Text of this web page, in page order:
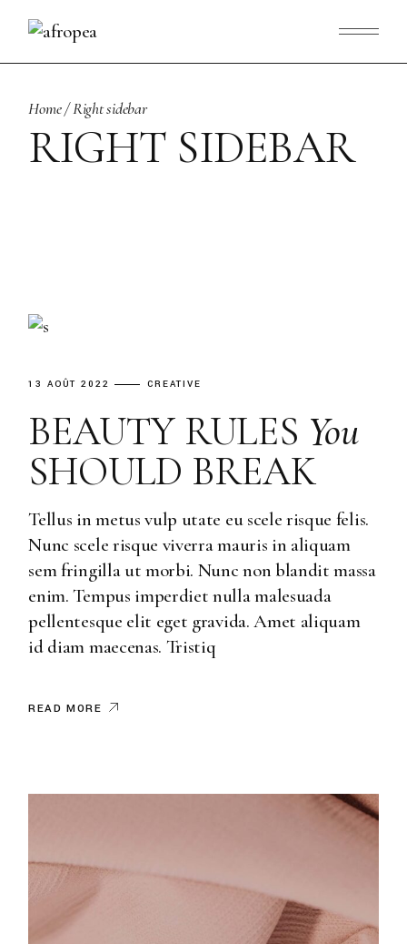
Home Right sidebar
RIGHT SIDEBAR
13 AOÛT 2022 CREATIVE
BEAUTY RULES You
SHOULD BREAK
Tellus in metus vulp utate eu scele risque felis.
Nunc scele risque viverra mauris in aliquam
sem fringilla ut morbi. Nunc non blandit massa
enim. Tempus imperdiet nulla malesuada
pellentesque elit eget gravida. Amet aliquam
id diam maecenas. Tristiq
READ MORE